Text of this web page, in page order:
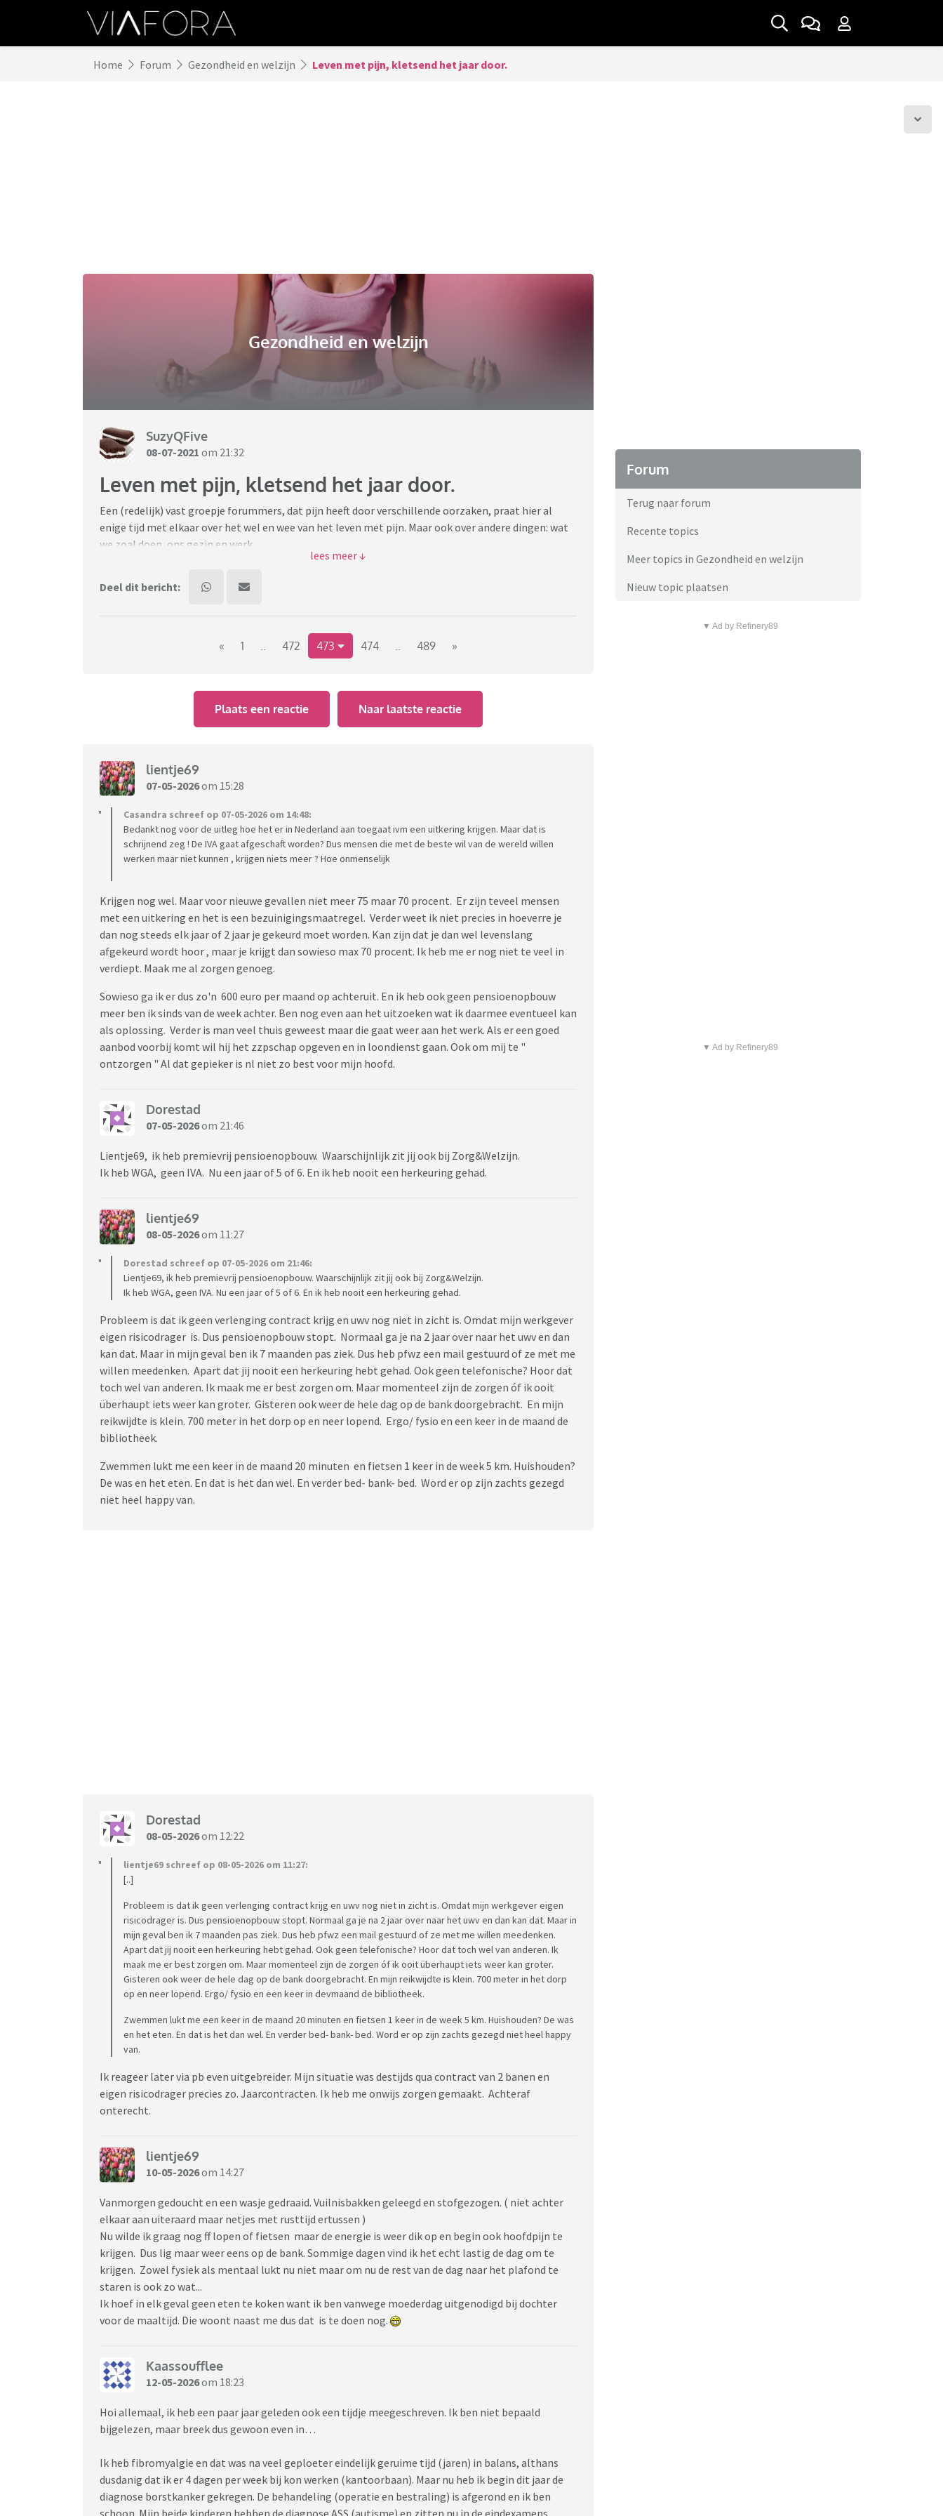
Home Forum Gezondheid en welzijn Leven met pijn, kletsend het jaar door.
Gezondheid en welzijn
SuzyQFive
08-07-2021 om 21:32
Leven met pijn, kletsend het jaar door.
Een (redelijk) vast groepje forummers, dat pijn heeft door verschillende oorzaken, praat hier al
enige tijd met elkaar over het wel en wee van het leven met pijn. Maar ook over andere dingen: wat
we zoal doen, ons gezin en werk.
Iedereen is welkom om mee te praten. Sleutelwoorden zijn "niets moet" en "respect voor elkaar".
geen van allen, wel even lekker van ons afschrijven.
Deel dit bericht:
« 1 .. 472 473 474 .. 489 »
Plaats een reactie Naar laatste reactie
lientje69
07-05-2026om 15:28
Casandra schreef op 07-05-2026 om 14:48:
Bedankt nog voor de uitleg hoe het er in Nederland aan toegaat ivm een uitkering krijgen. Maar dat is
schrijnend zeg ! De IVA gaat afgeschaft worden? Dus mensen die met de beste wil van de wereld willen
werken maar niet kunnen , krijgen niets meer ? Hoe onmenselijk
Krijgen nog wel. Maar voor nieuwe gevallen niet meer 75 maar 70 procent. Er zijn teveel mensen
met een uitkering en het is een bezuinigingsmaatregel. Verder weet ik niet precies in hoeverre je
dan nog steeds elk jaar of 2 jaar je gekeurd moet worden. Kan zijn dat je dan wel levenslang
afgekeurd wordt hoor , maar je krijgt dan sowieso max 70 procent. Ik heb me er nog niet te veel in
verdiept. Maak me al zorgen genoeg.
Sowieso ga ik er dus zo'n 600 euro per maand op achteruit. En ik heb ook geen pensioenopbouw
meer ben ik sinds van de week achter. Ben nog even aan het uitzoeken wat ik daarmee eventueel kan
als oplossing. Verder is man veel thuis geweest maar die gaat weer aan het werk. Als er een goed
aanbod voorbij komt wil hij het zzpschap opgeven en in loondienst gaan. Ook om mij te "
ontzorgen " Al dat gepieker is nl niet zo best voor mijn hoofd.
Dorestad
07-05-2026om 21:46
Lientje69, ik heb premievrij pensioenopbouw. Waarschijnlijk zit jij ook bij Zorg&Welzijn.
Ik heb WGA, geen IVA. Nu een jaar of 5 of 6. En ik heb nooit een herkeuring gehad.
lientje69
08-05-2026om 11:27
Dorestad schreef op 07-05-2026 om 21:46:
Lientje69, ik heb premievrij pensioenopbouw. Waarschijnlijk zit jij ook bij Zorg&Welzijn.
Ik heb WGA, geen IVA. Nu een jaar of 5 of 6. En ik heb nooit een herkeuring gehad.
Probleem is dat ik geen verlenging contract krijg en uwv nog niet in zicht is. Omdat mijn werkgever
eigen risicodrager is. Dus pensioenopbouw stopt. Normaal ga je na 2 jaar over naar het uwv en dan
kan dat. Maar in mijn geval ben ik 7 maanden pas ziek. Dus heb pfwz een mail gestuurd of ze met me
willen meedenken. Apart dat jij nooit een herkeuring hebt gehad. Ook geen telefonische? Hoor dat
toch wel van anderen. Ik maak me er best zorgen om. Maar momenteel zijn de zorgen óf ik ooit
überhaupt iets weer kan groter. Gisteren ook weer de hele dag op de bank doorgebracht. En mijn
reikwijdte is klein. 700 meter in het dorp op en neer lopend. Ergo/ fysio en een keer in de maand de
bibliotheek.
Zwemmen lukt me een keer in de maand 20 minuten en fietsen 1 keer in de week 5 km. Huishouden?
De was en het eten. En dat is het dan wel. En verder bed- bank- bed. Word er op zijn zachts gezegd
niet heel happy van.
Dorestad
08-05-2026om 12:22
lientje69 schreef op 08-05-2026 om 11:27:
[..]
Probleem is dat ik geen verlenging contract krijg en uwv nog niet in zicht is. Omdat mijn werkgever eigen
risicodrager is. Dus pensioenopbouw stopt. Normaal ga je na 2 jaar over naar het uwv en dan kan dat. Maar in
mijn geval ben ik 7 maanden pas ziek. Dus heb pfwz een mail gestuurd of ze met me willen meedenken.
Apart dat jij nooit een herkeuring hebt gehad. Ook geen telefonische? Hoor dat toch wel van anderen. Ik
maak me er best zorgen om. Maar momenteel zijn de zorgen óf ik ooit überhaupt iets weer kan groter.
Gisteren ook weer de hele dag op de bank doorgebracht. En mijn reikwijdte is klein. 700 meter in het dorp
op en neer lopend. Ergo/ fysio en een keer in devmaand de bibliotheek.
Zwemmen lukt me een keer in de maand 20 minuten en fietsen 1 keer in de week 5 km. Huishouden? De was
en het eten. En dat is het dan wel. En verder bed- bank- bed. Word er op zijn zachts gezegd niet heel happy
van.
Ik reageer later via pb even uitgebreider. Mijn situatie was destijds qua contract van 2 banen en
eigen risicodrager precies zo. Jaarcontracten. Ik heb me onwijs zorgen gemaakt. Achteraf
onterecht.
lientje69
10-05-2026om 14:27
Vanmorgen gedoucht en een wasje gedraaid. Vuilnisbakken geleegd en stofgezogen. ( niet achter
elkaar aan uiteraard maar netjes met rusttijd ertussen )
Nu wilde ik graag nog ff lopen of fietsen maar de energie is weer dik op en begin ook hoofdpijn te
krijgen. Dus lig maar weer eens op de bank. Sommige dagen vind ik het echt lastig de dag om te
krijgen. Zowel fysiek als mentaal lukt nu niet maar om nu de rest van de dag naar het plafond te
staren is ook zo wat...
Ik hoef in elk geval geen eten te koken want ik ben vanwege moederdag uitgenodigd bij dochter
voor de maaltijd. Die woont naast me dus dat is te doen nog.
Kaassoufflee
12-05-2026om 18:23
Hoi allemaal, ik heb een paar jaar geleden ook een tijdje meegeschreven. Ik ben niet bepaald
bijgelezen, maar breek dus gewoon even in…
Ik heb fibromyalgie en dat was na veel geploeter eindelijk geruime tijd (jaren) in balans, althans
dusdanig dat ik er 4 dagen per week bij kon werken (kantoorbaan). Maar nu heb ik begin dit jaar de
diagnose borstkanker gekregen. De behandeling (operatie en bestraling) is afgerond en ik ben
schoon. Mijn beide kinderen hebben de diagnose ASS (autisme) en zitten nu in de eindexamens.
Forum
Terug naar forum
Recente topics
Meer topics in Gezondheid en welzijn
Nieuw topic plaatsen
▼ Ad by Refinery89
▼ Ad by Refinery89